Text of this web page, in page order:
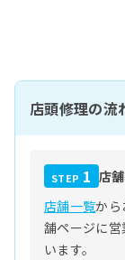
店頭修理の流
STEP 1 店
店舗一覧から
舗ページに
います。